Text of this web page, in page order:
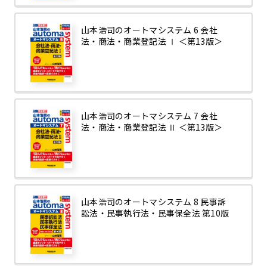
山本浩司のオートマシステム 6 会社
法・商法・商業登記法 Ⅰ ＜第13版＞
山本浩司のオートマシステム 7 会社
法・商法・商業登記法 Ⅱ ＜第13版＞
山本浩司のオートマシステム 8 民事訴
訟法・民事執行法・民事保全法 第10版